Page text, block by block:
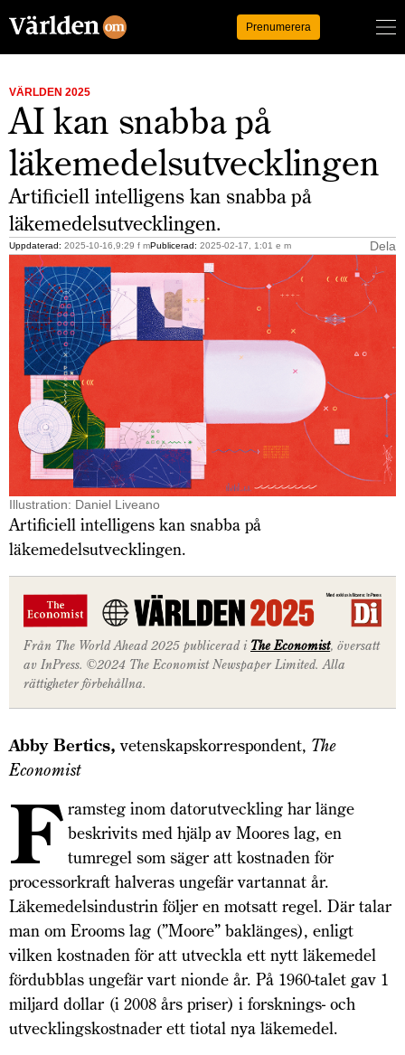
Prenumerera
VÄRLDEN 2025
AI kan snabba på
läkemedelsutvecklingen
Artificiell intelligens kan snabba på
läkemedelsutvecklingen.
Uppdaterad: 2025-10-16,9:29 f mPublicerad: 2025-02-17, 1:01 e m Dela
Illustration: Daniel Liveano
Artificiell intelligens kan snabba på
läkemedelsutvecklingen.
Från The World Ahead 2025 publicerad i The Economist, översatt
av InPress. ©2024 The Economist Newspaper Limited. Alla
rättigheter förbehållna.
Abby Bertics, vetenskapskorrespondent, The
Economist
F ramsteg inom datorutveckling har länge
beskrivits med hjälp av Moores lag, en
tumregel som säger att kostnaden för
processorkraft halveras ungefär vartannat år.
Läkemedelsindustrin följer en motsatt regel. Där talar
man om Erooms lag (”Moore” baklänges), enligt
vilken kostnaden för att utveckla ett nytt läkemedel
fördubblas ungefär vart nionde år. På 1960-talet gav 1
miljard dollar (i 2008 års priser) i forsknings- och
utvecklingskostnader ett tiotal nya läkemedel.